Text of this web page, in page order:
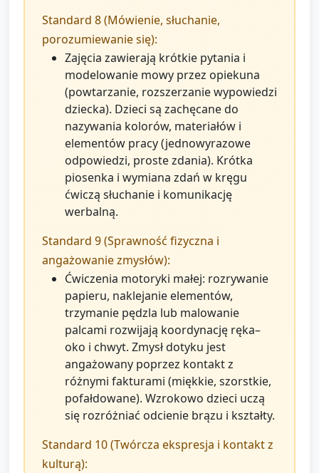
Standard 8 (Mówienie, słuchanie,
porozumiewanie się):
Zajęcia zawierają krótkie pytania i
modelowanie mowy przez opiekuna
(powtarzanie, rozszerzanie wypowiedzi
dziecka). Dzieci są zachęcane do
nazywania kolorów, materiałów i
elementów pracy (jednowyrazowe
odpowiedzi, proste zdania). Krótka
piosenka i wymiana zdań w kręgu
ćwiczą słuchanie i komunikację
werbalną.
Standard 9 (Sprawność fizyczna i
angażowanie zmysłów):
Ćwiczenia motoryki małej: rozrywanie
papieru, naklejanie elementów,
trzymanie pędzla lub malowanie
palcami rozwijają koordynację ręka–
oko i chwyt. Zmysł dotyku jest
angażowany poprzez kontakt z
różnymi fakturami (miękkie, szorstkie,
pofałdowane). Wzrokowo dzieci uczą
się rozróżniać odcienie brązu i kształty.
Standard 10 (Twórcza ekspresja i kontakt z
kulturą):